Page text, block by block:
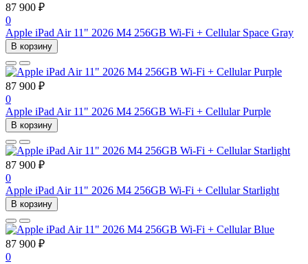
87 900 ₽
0
Apple iPad Air 11" 2026 M4 256GB Wi-Fi + Cellular Space Gray
В корзину
87 900 ₽
0
Apple iPad Air 11" 2026 M4 256GB Wi-Fi + Cellular Purple
В корзину
87 900 ₽
0
Apple iPad Air 11" 2026 M4 256GB Wi-Fi + Cellular Starlight
В корзину
87 900 ₽
0